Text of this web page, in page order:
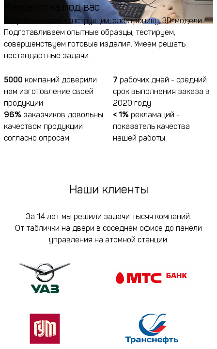
Разработка под вас
Разрабатываем конструкции, электронику, 3D-модели.
Подготавливаем опытные образцы, тестируем,
совершенствуем готовые изделия. Умеем решать
нестандартные задачи.
5000 компаний доверили
нам изготовление своей
продукции
7 рабочих дней - средний
срок выполнения заказа в
2020 году
96% заказчиков довольны
качеством продукции
согласно опросам
< 1% рекламаций -
показатель качества
нашей работы
Наши клиенты
За 14 лет мы решили задачи тысяч компаний.
От таблички на двери в соседнем офисе до панели
управления на атомной станции.